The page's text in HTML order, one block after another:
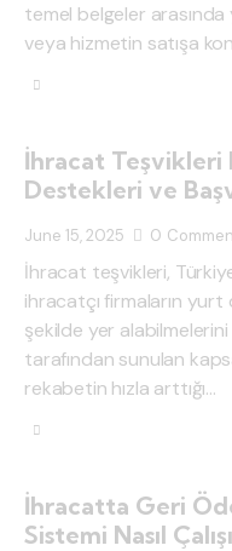
temel belgeler
veya hizmetin satışa
İhracat Teşvikleri
Destekleri ve
June 15, 2025 0
İhracat teşvikleri,
ihracatçı firmaların yurt
şekilde yer
tarafından sunulan
rekabetin hızla arttığı…
İhracatta Geri
Sistemi Nasıl